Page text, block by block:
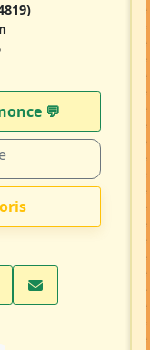
💬​
X